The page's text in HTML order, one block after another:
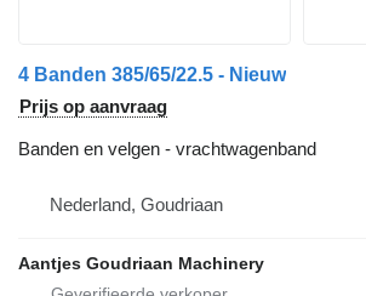
4 Banden 385/65/22.5 - Nieuw
Prijs op aanvraag
Banden en velgen - vrachtwagenband
Nederland, Goudriaan
Aantjes Goudriaan Machinery